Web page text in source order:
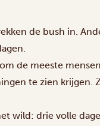
de bush in.
de meeste
te zien krijgen.
wild: drie volle